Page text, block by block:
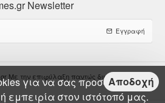
για να σας προσφέρουμε
εμπειρία στον ιστότοπό μας.
Αποδοχή
Newsletter
Εγγραφή
Με την επιφύλαξη παντώς δικαιώματος.